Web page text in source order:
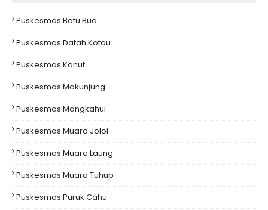
Puskesmas Batu Bua
Puskesmas Datah Kotou
Puskesmas Konut
Puskesmas Makunjung
Puskesmas Mangkahui
Puskesmas Muara Joloi
Puskesmas Muara Laung
Puskesmas Muara Tuhup
Puskesmas Puruk Cahu